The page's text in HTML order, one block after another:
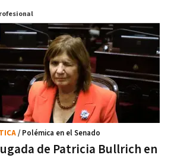
de Patricia Bullrich en
/ Polémica en el Senado